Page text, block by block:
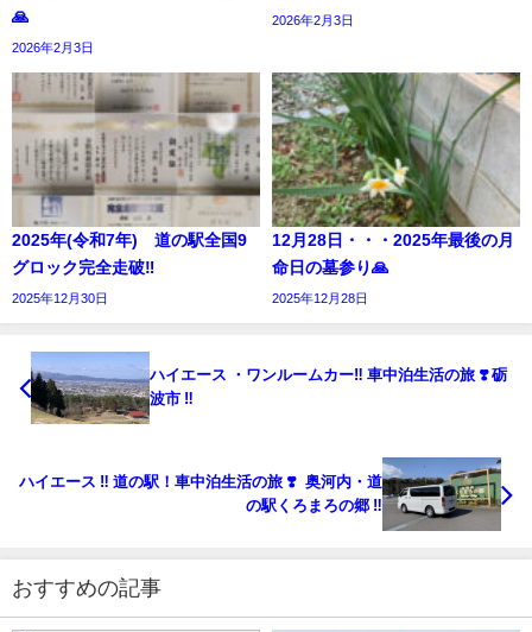
🙏
2026年2月3日
2026年2月3日
2025年(令和7年) 道の駅全国9
グロック完全走破‼︎
2025年12月30日
12月28日・・・2025年最後の月
命日の墓参り🙏
2025年12月28日
ハイエース ・ワンルームカー‼️ 車中泊生活の旅 ❣️ 砺
波市 ‼️
ハイエース ‼️ 道の駅！車中泊生活の旅 ❣️ 奥河内・道
の駅くろまろの郷 ‼️
おすすめの記事